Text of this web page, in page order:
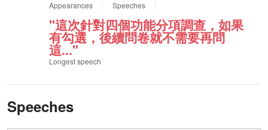
Appearances Speeches
"這次針對四個功能分項調查，如果
有勾選，後續問卷就不需要再問
這..."
Longest speech
Speeches